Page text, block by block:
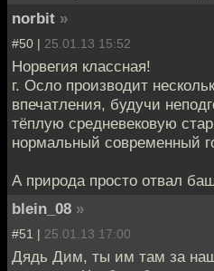
norbit »
#50 | 25.01.13 15:52
Норвегия классная!
г. Осло производит
впечатления, будучи
тёплую средневековую
нормальный современный
А природа просто отвал
blein_08 »
#51 | 25.01.13 17:00
Дядь Дим, ты им там за